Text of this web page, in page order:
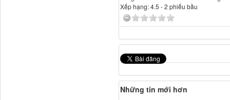
Xếp hạng:4.5 -2 phiếu bầu
Những tin mới hơn